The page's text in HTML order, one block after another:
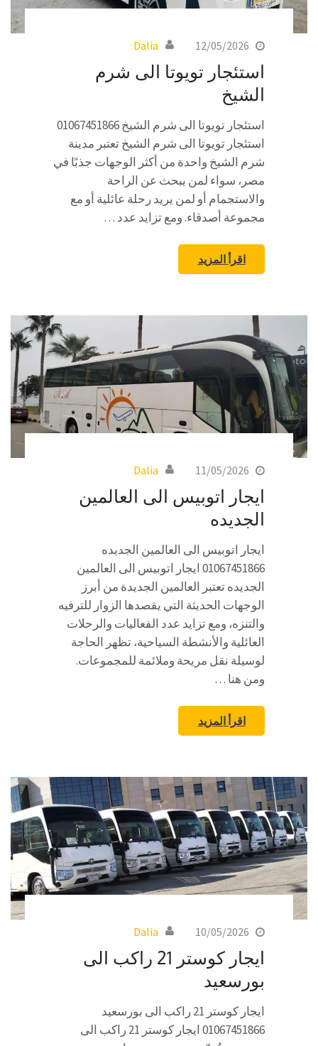
12/05/2026
Dalia
استئجار تويوتا الى شرم
الشيخ
استئجار تويوتا الى شرم الشيخ 01067451866
استئجار تويوتا الى شرم الشيخ تعتبر مدينة
شرم الشيخ واحدة من أكثر الوجهات جذبًا في
مصر، سواء لمن يبحث عن الراحة
والاستجمام أو لمن يريد رحلة عائلية أو مع
مجموعة أصدقاء. ومع تزايد عدد …
اقرأ المزيد
11/05/2026
Dalia
ايجار اتوبيس الى العالمين
الجديده
ايجار اتوبيس الى العالمين الجديده
01067451866 ايجار اتوبيس الى العالمين
الجديده تعتبر العالمين الجديدة من أبرز
الوجهات الحديثة التي يقصدها الزوار للترفيه
والتنزه، ومع تزايد عدد الفعاليات والرحلات
العائلية والأنشطة السياحية، تظهر الحاجة
لوسيلة نقل مريحة وملائمة للمجموعات.
ومن هنا …
اقرأ المزيد
10/05/2026
Dalia
ايجار كوستر 21 راكب الى
بورسعيد
ايجار كوستر 21 راكب الى بورسعيد
01067451866 ايجار كوستر 21 راكب الى